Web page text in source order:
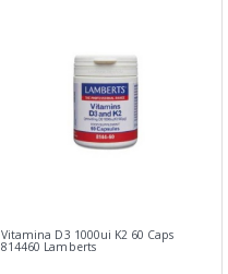
Vitamina D3 1000ui K2 60 Caps
814460 Lamberts